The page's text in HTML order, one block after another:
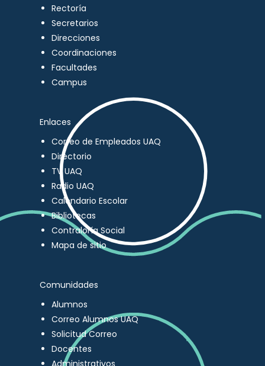
Rectoría
Secretarios
Direcciones
Coordinaciones
Facultades
Campus
Enlaces
Correo de Empleados UAQ
Directorio
TV UAQ
Radio UAQ
Calendario Escolar
Bibliotecas
Contraloría Social
Mapa de sitio
Comunidades
Alumnos
Correo Alumnos UAQ
Solicitud Correo
Docentes
Administrativos